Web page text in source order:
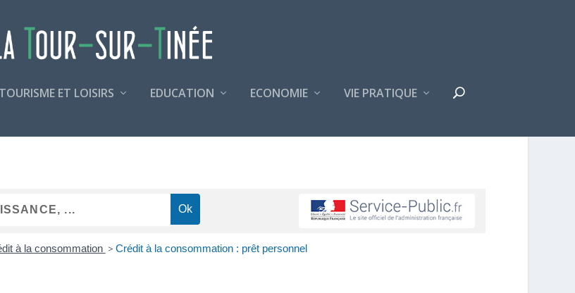
TOURISME ET LOISIRS EDUCATION ECONOMIE VIE PRATIQUE
à la consommation > Crédit à la consommation : prêt personnel